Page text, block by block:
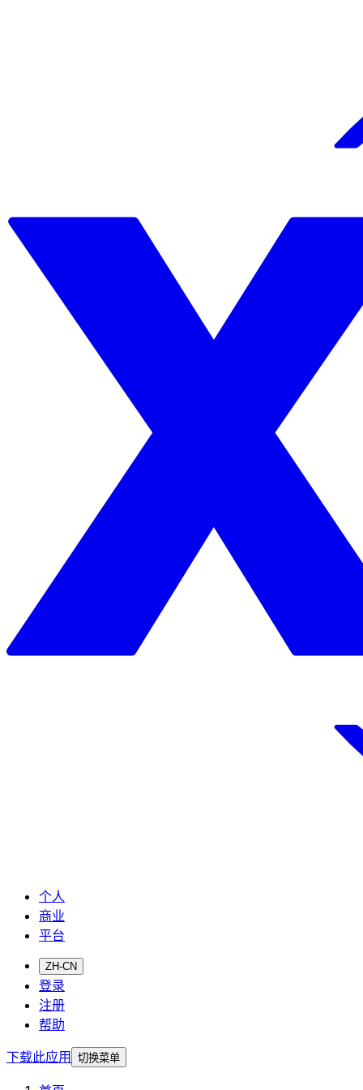
个人
商业
平台
ZH-CN
登录
注册
帮助
下载此应用 切换菜单